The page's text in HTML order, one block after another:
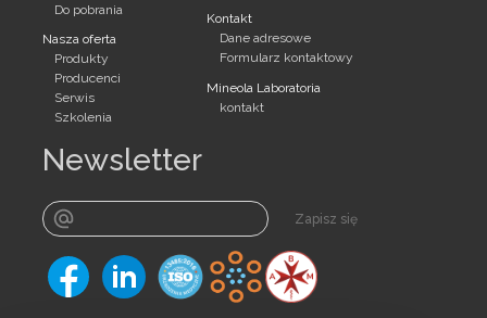
Do pobrania
Nasza oferta
Produkty
Producenci
Serwis
Szkolenia
Kontakt
Dane adresowe
Formularz kontaktowy
Mineola Laboratoria
kontakt
Newsletter
Zapisz się